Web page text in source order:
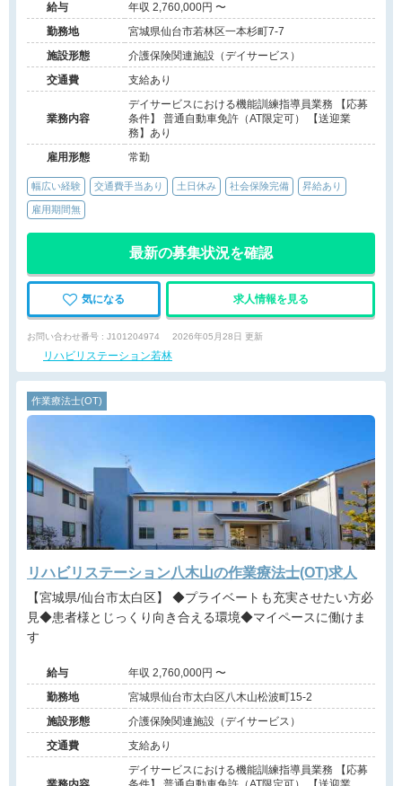
給与
年収 2,760,000円 〜
勤務地
宮城県仙台市若林区一本杉町7-7
施設形態
介護保険関連施設（デイサービス）
交通費
支給あり
業務内容
デイサービスにおける機能訓練指導員業務 【応募
条件】 普通自動車免許（AT限定可） 【送迎業
務】あり
雇用形態
常勤
幅広い経験 交通費手当あり 土日休み 社会保険完備 昇給あり
雇用期間無
最新の募集状況を確認
気になる 求人情報を見る
お問い合わせ番号 : J101204974 2026年05月28日 更新
リハビリステーション若林
作業療法士(OT)
リハビリステーション八木山の作業療法士(OT)求人
【宮城県/仙台市太白区】 ◆プライベートも充実させたい方必
見◆患者様とじっくり向き合える環境◆マイペースに働けま
す
給与
年収 2,760,000円 〜
勤務地
宮城県仙台市太白区八木山松波町15-2
施設形態
介護保険関連施設（デイサービス）
交通費
支給あり
デイサービスにおける機能訓練指導員業務 【応募